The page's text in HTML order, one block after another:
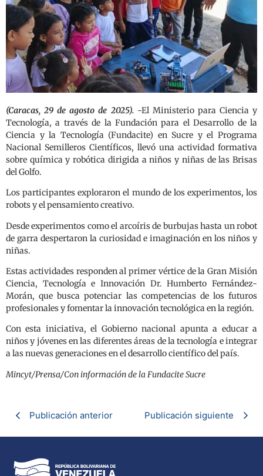
(Caracas, 29 de agosto de 2025).-El Ministerio para Ciencia y
Tecnología, a través de la Fundación para el Desarrollo de la
Ciencia y la Tecnología (Fundacite) en Sucre y el Programa
Nacional Semilleros Científicos, llevó una actividad formativa
sobre química y robótica dirigida a niños y niñas de las Brisas
del Golfo.
Los participantes exploraron el mundo de los experimentos, los
robots y el pensamiento creativo.
Desde experimentos como el arcoíris de burbujas hasta un robot
de garra despertaron la curiosidad e imaginación en los niños y
niñas.
Estas actividades responden al primer vértice de la Gran Misión
Ciencia, Tecnología e Innovación Dr. Humberto Fernández-
Morán, que busca potenciar las competencias de los futuros
profesionales y fomentar la innovación tecnológica en la región.
Con esta iniciativa, el Gobierno nacional apunta a educar a
niños y jóvenes en las diferentes áreas de la tecnología e integrar
a las nuevas generaciones en el desarrollo científico del país.
Mincyt/Prensa/Con información de la Fundacite Sucre
Publicación anterior Publicación siguiente